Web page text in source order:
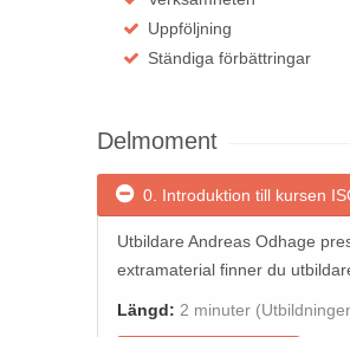
Uppföljning
Ständiga förbättringar
Delmoment
0. Introduktion till kursen
Utbildare Andreas Odhage
extramaterial finner du
Längd: 2 minuter